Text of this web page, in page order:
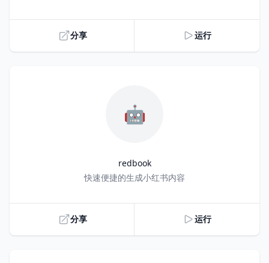
分享 运行
🤖
redbook
快速便捷的生成小红书内容
分享 运行